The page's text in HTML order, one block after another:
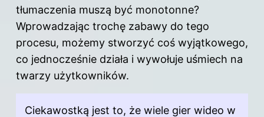
tłumaczenia muszą być monotonne?
Wprowadzając trochę zabawy do tego
procesu, możemy stworzyć coś wyjątkowego,
co jednocześnie działa i wywołuje uśmiech na
twarzy użytkowników.
Ciekawostką jest to, że wiele gier wideo w